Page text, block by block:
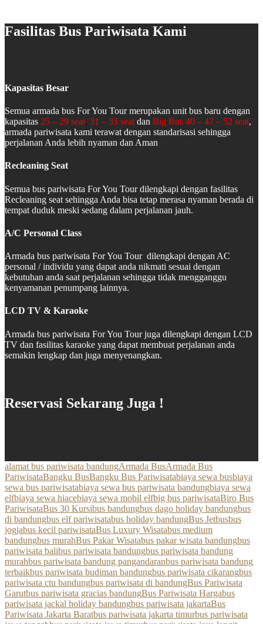
Fasilitas Bus Pariwisata Kami
Kapasitas Besar
Semua armada bus For You Tour merupakan unit bus baru dengan
kapasitas 25 – 29 seat, 31 – 33 seat dan Big Bus 40 – 47 – 52 seat,
armada pariwisata kami terawat dengan standarisasi sehingga
perjalanan Anda lebih nyaman dan Aman
Recleaning Seat
Semua bus pariwisata For You Tour dilengkapi dengan fasilitas
Recleaning seat sehingga Anda bisa tetap merasa nyaman berada di
tempat duduk meski sedang dalam perjalanan jauh.
A/C Personal Class
Armada bus pariwisata For You Tour dilengkapi dengan AC
personal / individu yang dapat anda nikmati sesuai dengan
kebutuhan anda saat perjalanan sehingga tidak mengganggu
kenyamanan penumpang lainnya.
LCD TV & Karaoke
Armada bus pariwisata For You Tour juga dilengkapi dengan LCD
TV dan fasilitas karaoke yang dapat membuat perjalanan anda
semakin lengkap dan juga menyenangkan.
Reservasi Sekarang Juga !
alamat bus pariwisata bandungArmada BusArmada Bus
PariwisataBangku BusBangku Bus Pariwisatabiaya sewa busbiaya
sewa bus pariwisatabiaya sewa bus pariwisata bandungbiaya sewa
elfbiaya sewa hiacebiaya sewa mobil elfbig bus pariwisataBiro Bus
PariwisataBus 30 Kursibus bandungbus dago holiday bandungbus
di bandungbus elf pariwisatabus holiday bandungBus Jetbusbus
jogjabus kecil pariwisataBus Luxury Wisatabus medium
bandungbus murahBus Pakar Wisatabus pakar wisata bandungbus
pariwisata balibus pariwisata bandungbus pariwisata bandung
murahbus pariwisata bandung pangandaranbus pariwisata bandung
terbaikbus pariwisata budiman bandungbus pariwisata cikarangbus
pariwisata ctu bandungbus pariwisata di bandungBus Pariwisata
Garutbus pariwisata gracias bandungBus Pariwisata Hargabus
pariwisata jackal holiday bandungbus pariwisata jakartaBus
Pariwisata Jakarta Baratbus pariwisata jakarta timurbus pariwisata